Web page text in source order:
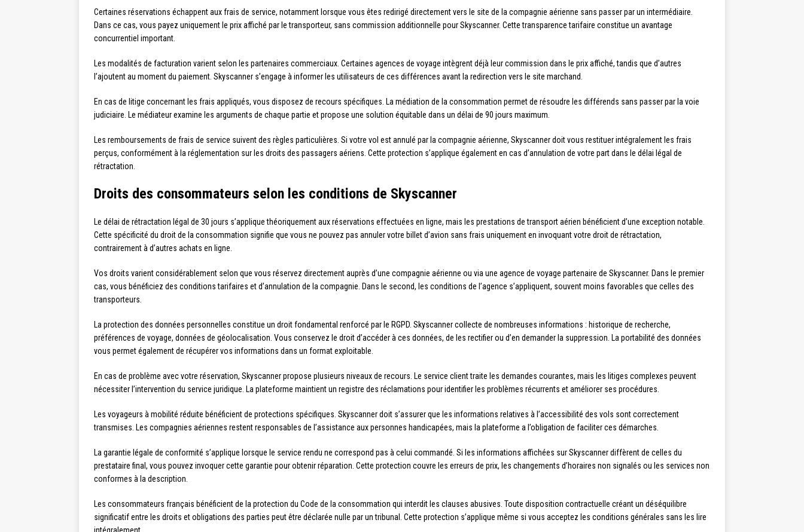
Certaines réservations échappent aux frais de service, notamment lorsque vous êtes redirigé directement vers le site de la compagnie aérienne sans passer par un intermédiaire.
Dans ce cas, vous payez uniquement le prix affiché par le transporteur, sans commission additionnelle pour Skyscanner. Cette transparence tarifaire constitue un avantage
concurrentiel important.
Les modalités de facturation varient selon les partenaires commerciaux. Certaines agences de voyage intègrent déjà leur commission dans le prix affiché, tandis que d’autres
l’ajoutent au moment du paiement. Skyscanner s’engage à informer les utilisateurs de ces différences avant la redirection vers le site marchand.
En cas de litige concernant les frais appliqués, vous disposez de recours spécifiques. La médiation de la consommation permet de résoudre les différends sans passer par la voie
judiciaire. Le médiateur examine les arguments de chaque partie et propose une solution équitable dans un délai de 90 jours maximum.
Les remboursements de frais de service suivent des règles particulières. Si votre vol est annulé par la compagnie aérienne, Skyscanner doit vous restituer intégralement les frais
perçus, conformément à la réglementation sur les droits des passagers aériens. Cette protection s’applique également en cas d’annulation de votre part dans le délai légal de
rétractation.
Droits des consommateurs selon les conditions de Skyscanner
Le délai de rétractation légal de 30 jours s’applique théoriquement aux réservations effectuées en ligne, mais les prestations de transport aérien bénéficient d’une exception notable.
Cette spécificité du droit de la consommation signifie que vous ne pouvez pas annuler votre billet d’avion sans frais uniquement en invoquant votre droit de rétractation,
contrairement à d’autres achats en ligne.
Vos droits varient considérablement selon que vous réservez directement auprès d’une compagnie aérienne ou via une agence de voyage partenaire de Skyscanner. Dans le premier
cas, vous bénéficiez des conditions tarifaires et d’annulation de la compagnie. Dans le second, les conditions de l’agence s’appliquent, souvent moins favorables que celles des
transporteurs.
La protection des données personnelles constitue un droit fondamental renforcé par le RGPD. Skyscanner collecte de nombreuses informations : historique de recherche,
préférences de voyage, données de géolocalisation. Vous conservez le droit d’accéder à ces données, de les rectifier ou d’en demander la suppression. La portabilité des données
vous permet également de récupérer vos informations dans un format exploitable.
En cas de problème avec votre réservation, Skyscanner propose plusieurs niveaux de recours. Le service client traite les demandes courantes, mais les litiges complexes peuvent
nécessiter l’intervention du service juridique. La plateforme maintient un registre des réclamations pour identifier les problèmes récurrents et améliorer ses procédures.
Les voyageurs à mobilité réduite bénéficient de protections spécifiques. Skyscanner doit s’assurer que les informations relatives à l’accessibilité des vols sont correctement
transmises. Les compagnies aériennes restent responsables de l’assistance aux personnes handicapées, mais la plateforme a l’obligation de faciliter ces démarches.
La garantie légale de conformité s’applique lorsque le service rendu ne correspond pas à celui commandé. Si les informations affichées sur Skyscanner diffèrent de celles du
prestataire final, vous pouvez invoquer cette garantie pour obtenir réparation. Cette protection couvre les erreurs de prix, les changements d’horaires non signalés ou les services non
conformes à la description.
Les consommateurs français bénéficient de la protection du Code de la consommation qui interdit les clauses abusives. Toute disposition contractuelle créant un déséquilibre
significatif entre les droits et obligations des parties peut être déclarée nulle par un tribunal. Cette protection s’applique même si vous acceptez les conditions générales sans les lire